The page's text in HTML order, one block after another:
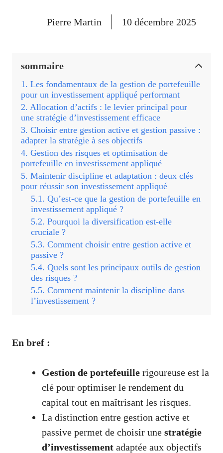
Pierre Martin 10 décembre 2025
sommaire
Les fondamentaux de la gestion de portefeuille
pour un investissement appliqué performant
Allocation d’actifs : le levier principal pour
une stratégie d’investissement efficace
Choisir entre gestion active et gestion passive :
adapter la stratégie à ses objectifs
Gestion des risques et optimisation de
portefeuille en investissement appliqué
Maintenir discipline et adaptation : deux clés
pour réussir son investissement appliqué
Qu’est-ce que la gestion de portefeuille en
investissement appliqué ?
Pourquoi la diversification est-elle
cruciale ?
Comment choisir entre gestion active et
passive ?
Quels sont les principaux outils de gestion
des risques ?
Comment maintenir la discipline dans
l’investissement ?
En bref :
Gestion de portefeuille rigoureuse est la
clé pour optimiser le rendement du
capital tout en maîtrisant les risques.
La distinction entre gestion active et
passive permet de choisir une stratégie
d’investissement adaptée aux objectifs